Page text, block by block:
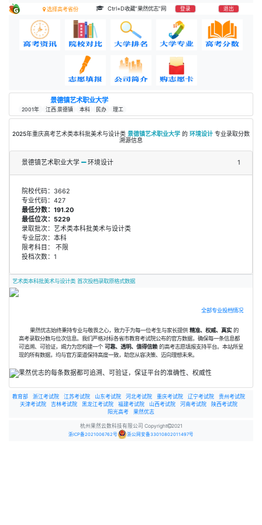
选择高考省份 Ctrl+D收藏“果然优志”网 登录 退出
景德镇艺术职业大学
2001年 江西.景德镇 本科 民办 理工
2025年重庆高考艺术类本科批美术与设计类 景德镇艺术职业大学 的 环境设计 专业录取分数
溯源信息
景德镇艺术职业大学 环境设计 1
院校代码：3662
专业代码：427
最低分数：191.20
最低位次：5229
录取批次：艺术类本科批美术与设计类
专业层次：本科
限考科目： 不限
投档次数：1
艺术类本科批美术与设计类 首次投档录取原格式数据
全部专业投档情况
果然优志始终秉持专业与敬畏之心，致力于为每一位考生与家长提供 精准、权威、真实的
高考录取分数与位次信息。我们严格对标各省市教育考试院公布的官方数据，确保每一条信息都
可追溯、可验证，竭力为您构建一个 可靠、透明、值得信赖 的高考志愿填报支持平台。本站所呈
现的所有数据，均与官方渠道保持高度一致，助您从容决策、迈向理想未来。
教育部 浙江考试院 江苏考试院 山东考试院 河北考试院 重庆考试院 辽宁考试院
贵州考试院
天津考试院
吉林考试院 黑龙江考试院 福建考试院 山西考试院 河南考试院
陕西考试院
阳光高考
果然优志
杭州果然云数科技有限公司 Copyright 2021
浙ICP备2021006762号 浙公网安备33010802011497号